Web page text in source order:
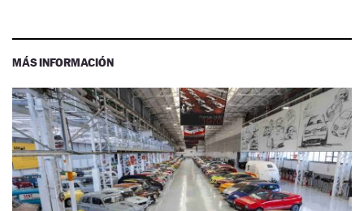
MÁS INFORMACIÓN